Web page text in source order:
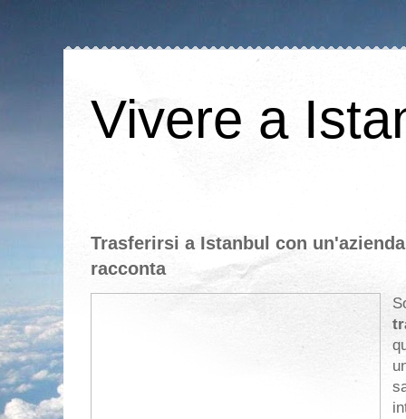
Vivere a
Trasferirsi a Istanbul con
racconta